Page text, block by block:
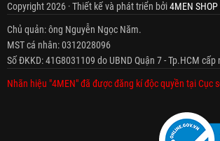
Copyright 2026 · Thiết kế và phát triển bởi4MEN SHOP
Chủ quản: ông Nguyễn Ngọc Năm.
MST cá nhân: 0312028096
Số ĐKKD: 41G8031109 do UBND Quận 7 - Tp.HCM
Nhãn hiệu "4MEN" đã được đăng kí độc quyền tại Cục